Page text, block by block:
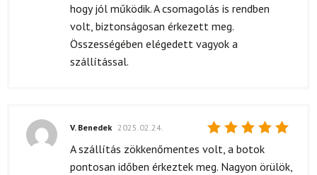
hogy jól működik. A csomagolás is rendben
volt, biztonságosan érkezett meg.
Összességében elégedett vagyok a
szállítással.
Értékelés:
/ 5
V. Benedek 2025.02.24.
A szállítás zökkenőmentes volt, a botok
pontosan időben érkeztek meg. Nagyon örülök,